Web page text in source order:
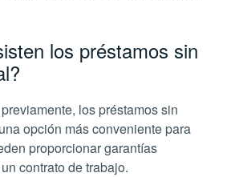
los préstamos sin
los préstamos sin
opción más conveniente para
proporcionar garantías
contrato de trabajo.